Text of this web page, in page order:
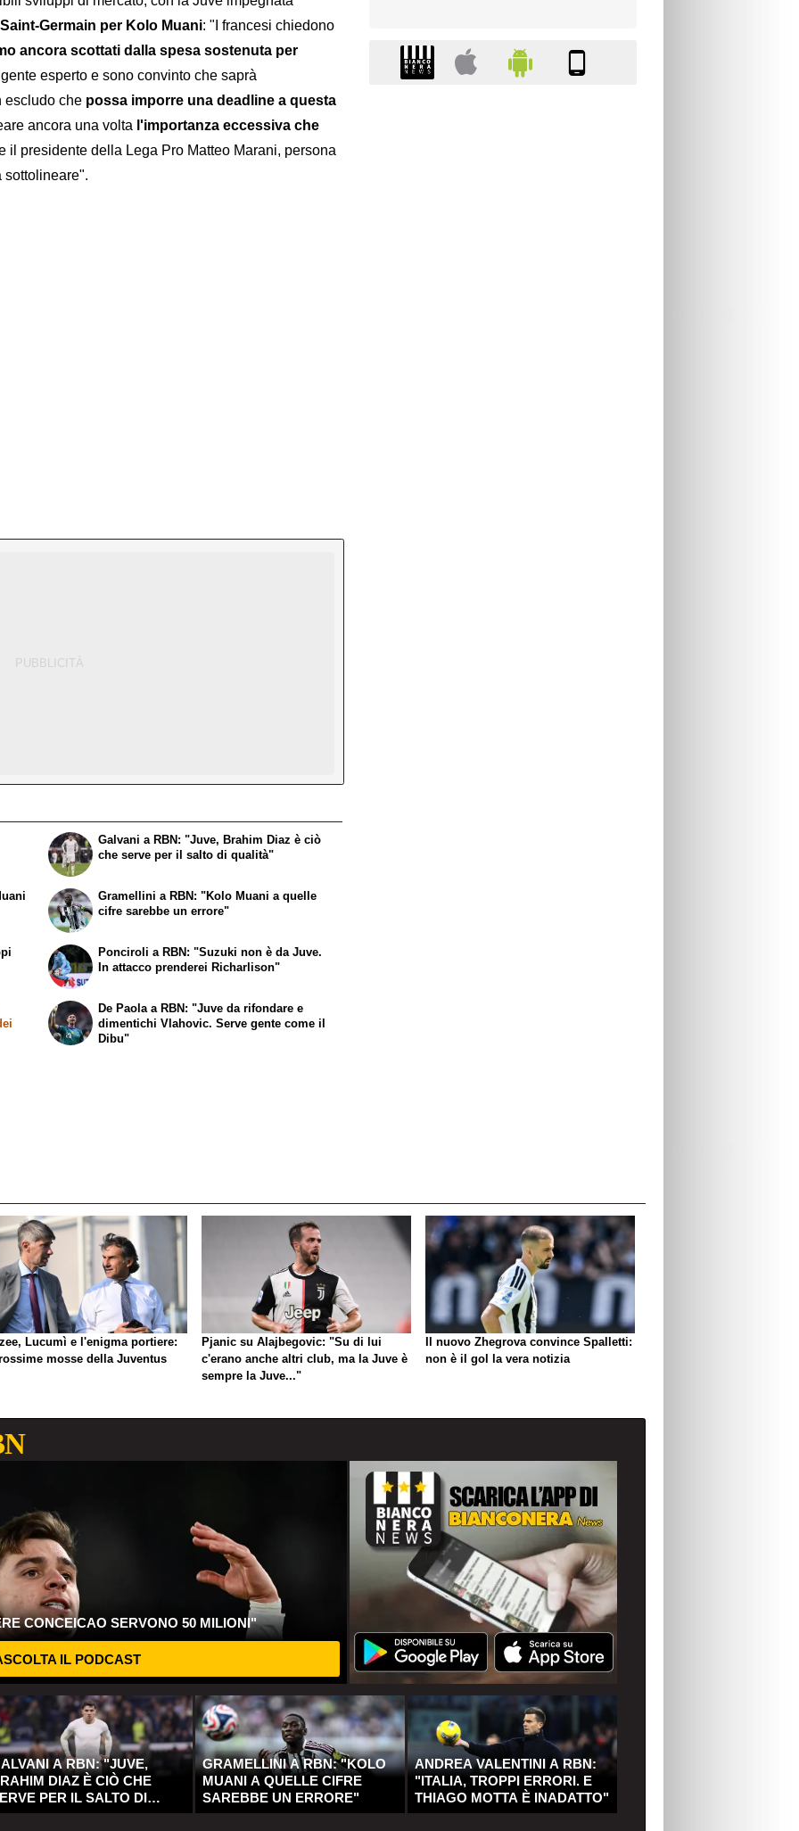
Germain per Kolo Muani: "I francesi chiedono
ancora scottati dalla spesa sostenuta per
esperto e sono convinto che saprà
escludo che possa imporre una deadline a questa
ancora una volta l'importanza eccessiva che
il presidente della Lega Pro Matteo Marani, persona
sottolineare".
Galvani a RBN: "Juve, Brahim Diaz è ciò
che serve per il salto di qualità"
Gramellini a RBN: "Kolo Muani a quelle
cifre sarebbe un errore"
Ponciroli a RBN: "Suzuki non è da Juve.
In attacco prenderei Richarlison"
De Paola a RBN: "Juve da rifondare e
dimentichi Vlahovic. Serve gente come il
Dibu"
Lucumì e l'enigma portiere:
mosse della Juventus
Pjanic su Alajbegovic: "Su di lui
c'erano anche altri club, ma la Juve è
sempre la Juve..."
Il nuovo Zhegrova convince Spalletti:
non è il gol la vera notizia
CONCEICAO SERVONO 50 MILIONI"
IL PODCAST
A RBN: "JUVE,
DIAZ È CIÒ CHE
PER IL SALTO DI
GRAMELLINI A RBN: "KOLO
MUANI A QUELLE CIFRE
SAREBBE UN ERRORE"
ANDREA VALENTINI A RBN:
"ITALIA, TROPPI ERRORI. E
THIAGO MOTTA È INADATTO"